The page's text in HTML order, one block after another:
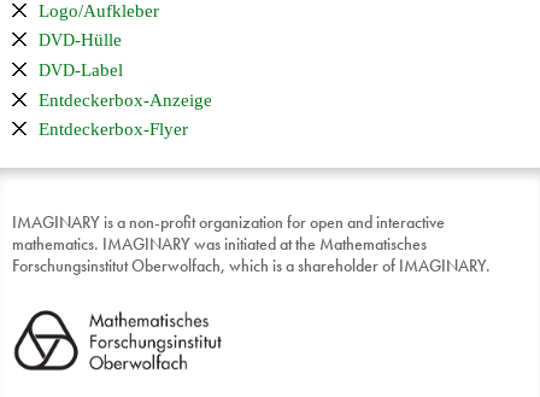
Logo/Aufkleber
DVD-Hülle
DVD-Label
Entdeckerbox-Anzeige
Entdeckerbox-Flyer
IMAGINARY is a non-profit organization for open and interactive
mathematics. IMAGINARY was initiated at the Mathematisches
Forschungsinstitut Oberwolfach, which is a shareholder of IMAGINARY.